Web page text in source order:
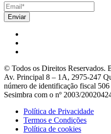
© Todos os Direitos Reservados.
Av. Principal 8 – 1A, 2975-247
número de identificação fiscal
Sesimbra com o nº 2003/
Política de Privacidade
Termos e Condições
Política de cookies